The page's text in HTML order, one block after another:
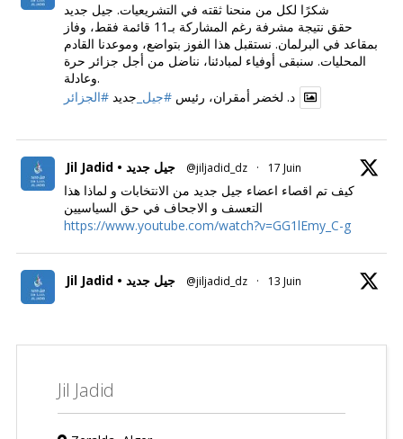
شكرًا لكل من منحنا ثقته في التشريعيات. جيل جديد
حقق نتيجة مشرفة رغم المشاركة بـ11 قائمة فقط، وفاز
بمقاعد في البرلمان. نستقبل هذا الفوز بتواضع، وموعدنا القادم
المحليات. سنبقى أوفياء لمبادئنا، نناضل من أجل جزائر حرة
وعادلة.
د. لخضر أمقران، رئيس#جيل_ جديد#الجزائر
Jil Jadid • جيل جديد @jiljadid_dz · 17 Juin
كيف تم اقصاء اعضاء جيل جديد من الانتخابات و لماذا هذا
التعسف و الاجحاف في حق السياسيين
https://www.youtube.com/watch?v=GG1lEmy_C-g
Jil Jadid • جيل جديد @jiljadid_dz · 13 Juin
Jil Jadid